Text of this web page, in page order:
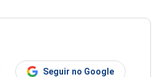
Seguir no Google